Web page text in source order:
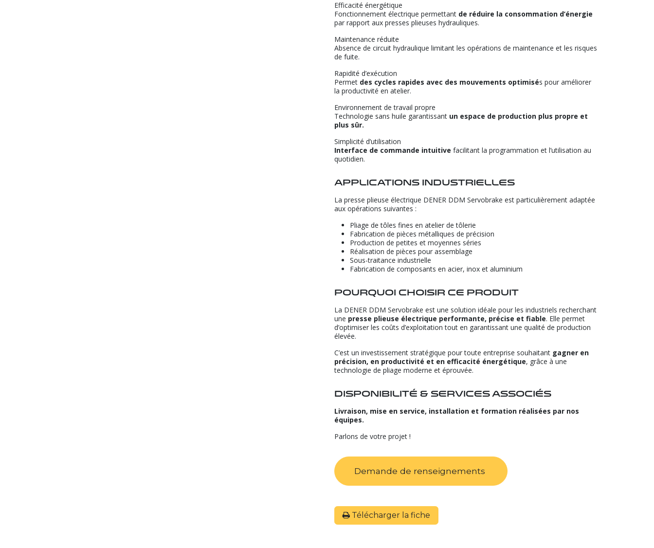
Efficacité énergétique
Fonctionnement électrique permettant de réduire la consommation d’énergie
par rapport aux presses plieuses hydrauliques.
Maintenance réduite
Absence de circuit hydraulique limitant les opérations de maintenance et les risques
de fuite.
Rapidité d’exécution
Permet des cycles rapides avec des mouvements optimisés pour améliorer
la productivité en atelier.
Environnement de travail propre
Technologie sans huile garantissant un espace de production plus propre et
plus sûr.
Simplicité d’utilisation
Interface de commande intuitive facilitant la programmation et l’utilisation au
quotidien.
Applications industrielles
La presse plieuse électrique DENER DDM Servobrake est particulièrement adaptée
aux opérations suivantes :
Pliage de tôles fines en atelier de tôlerie
Fabrication de pièces métalliques de précision
Production de petites et moyennes séries
Réalisation de pièces pour assemblage
Sous-traitance industrielle
Fabrication de composants en acier, inox et aluminium
Pourquoi choisir ce produit
La DENER DDM Servobrake est une solution idéale pour les industriels recherchant
une presse plieuse électrique performante, précise et fiable. Elle permet
d’optimiser les coûts d’exploitation tout en garantissant une qualité de production
élevée.
C’est un investissement stratégique pour toute entreprise souhaitant gagner en
précision, en productivité et en efficacité énergétique, grâce à une
technologie de pliage moderne et éprouvée.
Disponibilité & services associés
Livraison, mise en service, installation et formation réalisées par nos
équipes.
Parlons de votre projet !
Demande de renseignements
Télécharger la fiche